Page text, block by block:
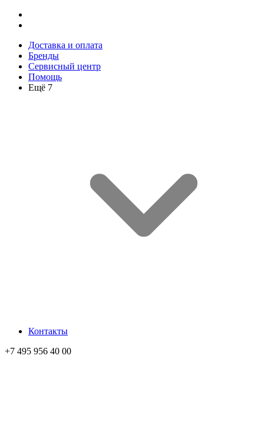
Доставка и оплата
Бренды
Сервисный центр
Помощь
Ещё 7
Контакты
+7 495 956 40 00